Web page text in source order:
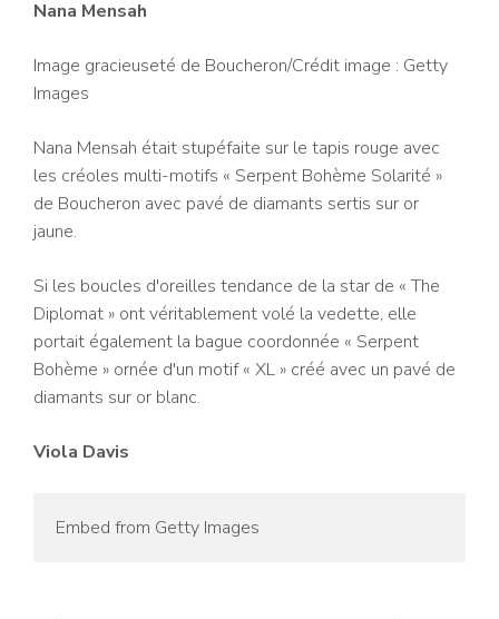
Nana Mensah
Image gracieuseté de Boucheron/Crédit image : Getty
Images
Nana Mensah était stupéfaite sur le tapis rouge avec
les créoles multi-motifs « Serpent Bohème Solarité »
de Boucheron avec pavé de diamants sertis sur or
jaune.
Si les boucles d'oreilles tendance de la star de « The
Diplomat » ont véritablement volé la vedette, elle
portait également la bague coordonnée « Serpent
Bohème » ornée d'un motif « XL » créé avec un pavé de
diamants sur or blanc.
Viola Davis
Embed from Getty Images